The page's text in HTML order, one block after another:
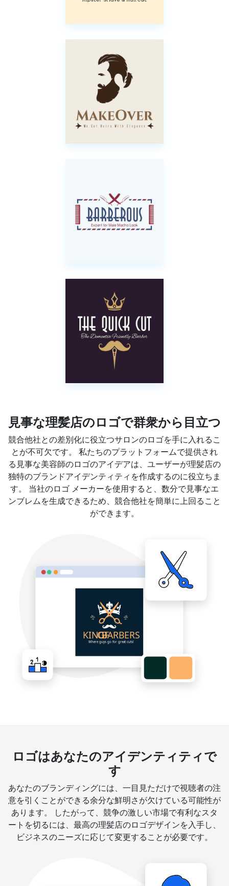
見事な理髪店のロゴで群衆から目立つ
競合他社との差別化に役立つサロンのロゴを手に入れるこ
とが不可欠です。 私たちのプラットフォームで提供され
る見事な美容師のロゴのアイデアは、ユーザーが理髪店の
独特のブランドアイデンティティを作成するのに役立ちま
す。 当社のロゴ メーカーを使用すると、数分で見事なエ
ンブレムを生成できるため、競合他社を簡単に上回ること
ができます。
ロゴはあなたのアイデンティティで
す
あなたのブランディングには、一目見ただけで視聴者の注
意を引くことができる余分な鮮明さが欠けている可能性が
あります。 したがって、競争の激しい市場で有利なスタ
ートを切るには、最高の理髪店のロゴデザインを入手し、
ビジネスのニーズに応じて変更することが必要です。